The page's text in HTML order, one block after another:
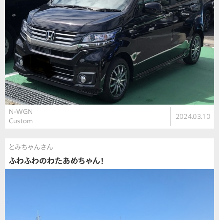
N-WGN
Custom
2024.03.10
とみちゃんさん
ふわふわのわたあめちゃん！